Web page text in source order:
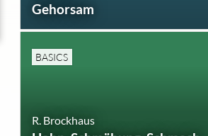
Gehorsam
BASICS
R. Brockhaus